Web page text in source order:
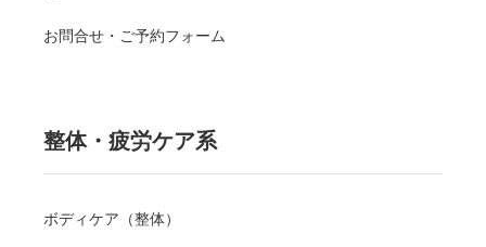
お問合せ・ご予約フォーム
整体・疲労ケア系
ボディケア（整体）